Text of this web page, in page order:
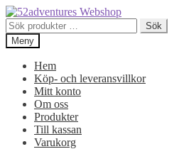
Hoppa
till
navigering
Hoppa
till
innehåll
Sök
efter:
Sök
Meny
Hem
Köp- och leveransvillkor
Mitt konto
Om oss
Produkter
Till kassan
Varukorg